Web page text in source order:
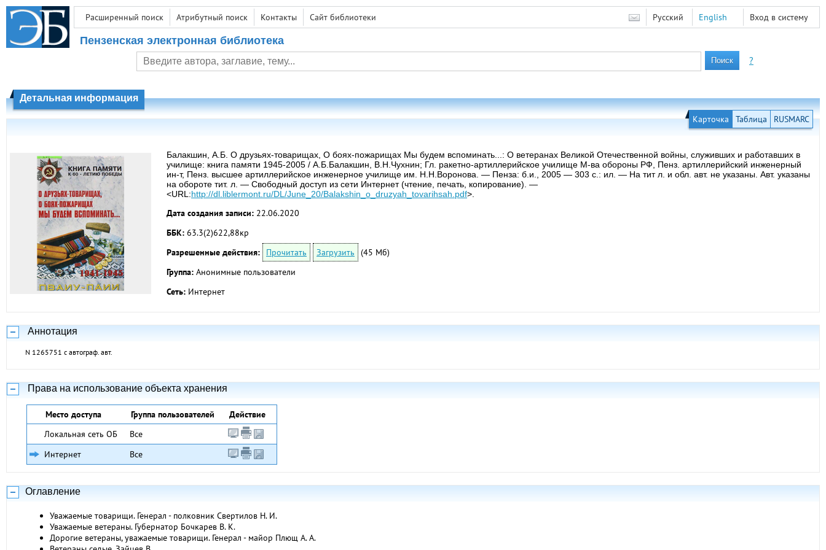
Расширенный поиск Атрибутный поиск Контакты Сайт библиотеки Вход в систему
Русский English
Пензенская электронная библиотека
?
Детальная информация
Карточка Таблица RUSMARC
Балакшин, А.Б. О друзьях-товарищах, О боях-пожарищах Мы будем вспоминать...: О ветеранах Великой Отечественной войны, служивших и работавших в
училище: книга памяти 1945-2005 / А.Б.Балакшин, В.Н.Чухнин; Гл. ракетно-артиллерийское училище М-ва обороны РФ, Пенз. артиллерийский инженерный
ин-т, Пенз. высшее артиллерийское инженерное училище им. Н.Н.Воронова. — Пенза: б.и., 2005 — 303 с.: ил. — На тит л. и обл. авт. не указаны. Авт. указаны
на обороте тит. л. — Свободный доступ из сети Интернет (чтение, печать, копирование). —
<URL:http://dl.liblermont.ru/DL/June_20/Balakshin_o_druzyah_tovarihsah.pdf>.
Дата создания записи: 22.06.2020
ББК: 63.3(2)622,88кр
Разрешенные действия:
Прочитать Загрузить
(45 Мб)
Группа: Анонимные пользователи
Сеть: Интернет
Аннотация
N 1265751 с автограф. авт.
Права на использование объекта хранения
Место доступа Группа пользователей
Действие
Локальная сеть ОБ
Все
Интернет
Все
Оглавление
Уважаемые товарищи. Генерал - полковник Свертилов Н. И.
Уважаемые ветераны. Губернатор Бочкарев В. К.
Дорогие ветераны, уважаемые товарищи. Генерал - майор Плющ А. А.